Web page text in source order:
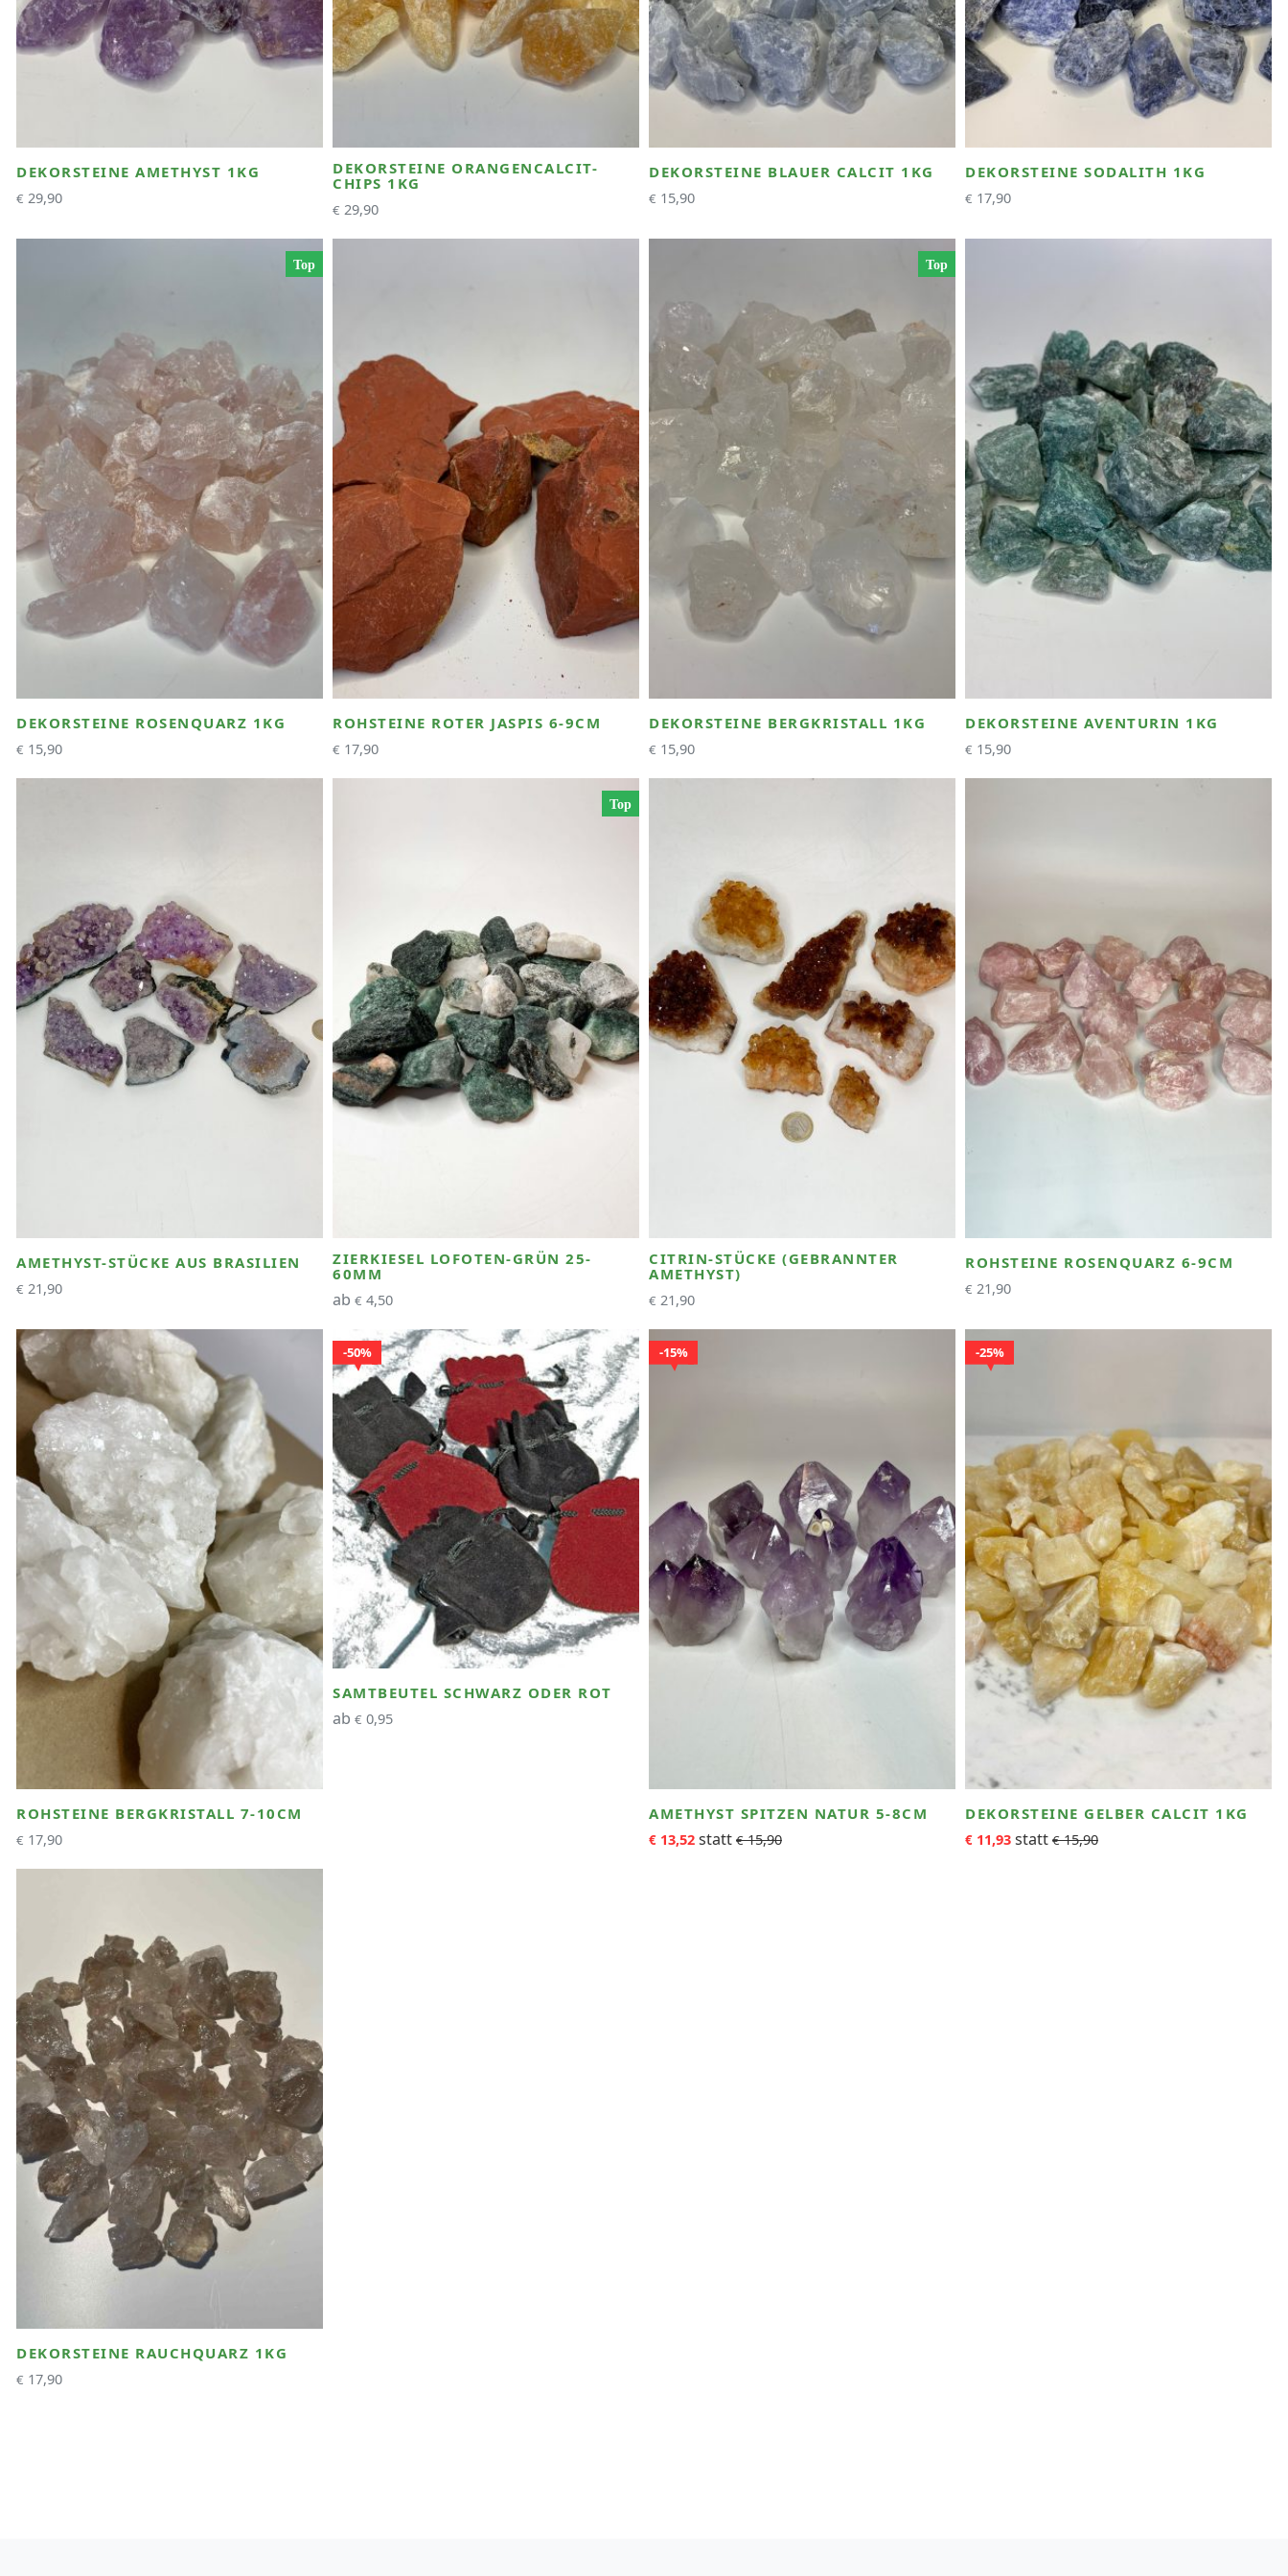
DEKORSTEINE AMETHYST 1KG
€ 29,90
DEKORSTEINE ORANGENCALCIT-
CHIPS 1KG
€ 29,90
DEKORSTEINE BLAUER CALCIT 1KG
€ 15,90
DEKORSTEINE SODALITH 1KG
€ 17,90
Top
DEKORSTEINE ROSENQUARZ 1KG
€ 15,90
ROHSTEINE ROTER JASPIS 6-9CM
€ 17,90
Top
DEKORSTEINE BERGKRISTALL 1KG
€ 15,90
DEKORSTEINE AVENTURIN 1KG
€ 15,90
AMETHYST-STÜCKE AUS BRASILIEN
€ 21,90
Top
ZIERKIESEL LOFOTEN-GRÜN 25-
60MM
ab € 4,50
CITRIN-STÜCKE (GEBRANNTER
AMETHYST)
€ 21,90
ROHSTEINE ROSENQUARZ 6-9CM
€ 21,90
ROHSTEINE BERGKRISTALL 7-10CM
€ 17,90
50%
SAMTBEUTEL SCHWARZ ODER ROT
ab € 0,95
15%
AMETHYST SPITZEN NATUR 5-8CM
€ 13,52 €15,90
25%
DEKORSTEINE GELBER CALCIT 1KG
€ 11,93 €15,90
DEKORSTEINE RAUCHQUARZ 1KG
€ 17,90